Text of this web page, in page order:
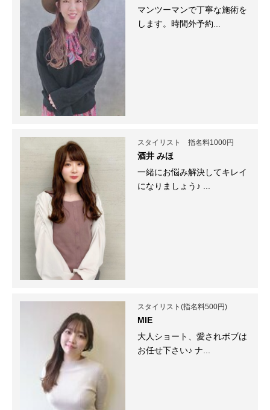
マンツーマンで丁寧な施術を
します。時間外予約...
スタイリスト 指名料1000円
酒井 みほ
一緒にお悩み解決してキレイ
になりましょう♪ ...
スタイリスト(指名料500円)
MIE
大人ショート、愛されボブは
お任せ下さい♪ ナ...